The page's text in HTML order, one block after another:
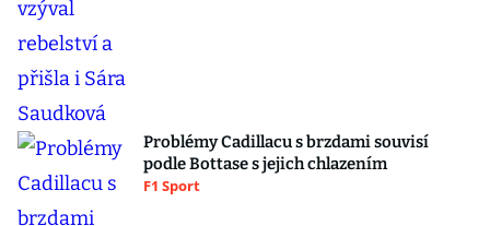
Problémy Cadillacu s brzdami souvisí
podle Bottase s jejich chlazením
F1 Sport